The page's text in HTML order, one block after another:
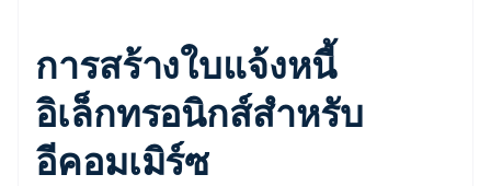
การสร้างใบแจ้งหนี้
อิเล็กทรอนิกส์สําหรับ
อีคอมเมิร์ซ